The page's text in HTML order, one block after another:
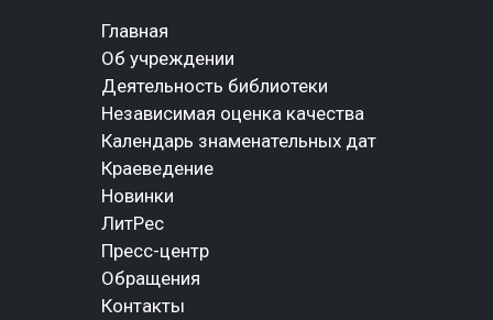
Главная
Об учреждении
Деятельность библиотеки
Независимая оценка качества
Календарь знаменательных дат
Краеведение
Новинки
ЛитРес
Пресс-центр
Обращения
Контакты